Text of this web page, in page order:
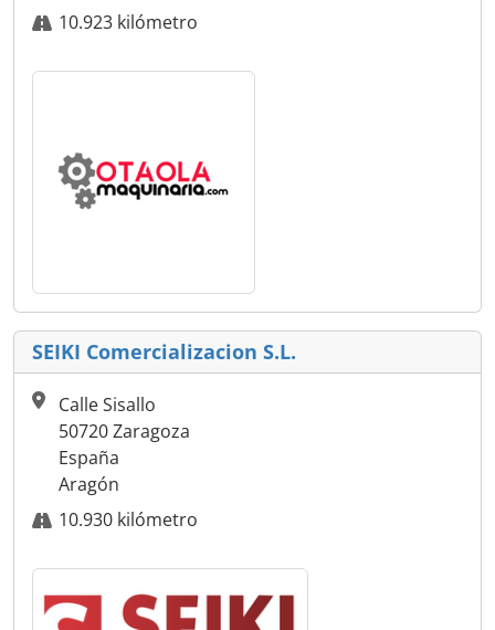
10.923 kilómetro
SEIKI Comercializacion S.L.
Calle Sisallo
50720 Zaragoza
España
Aragón
10.930 kilómetro